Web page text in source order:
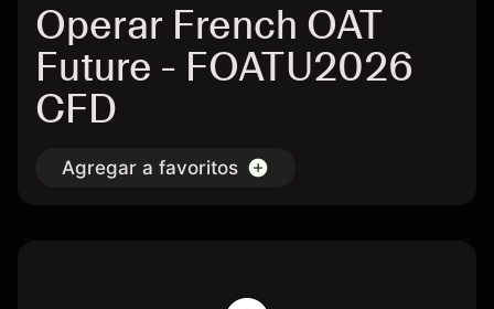
Operar French OAT
Future - FOATU2026
CFD
Agregar a favoritos